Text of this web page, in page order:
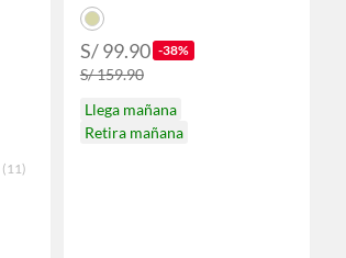
(11)
S/ 99.90 -38%
S/ 159.90
Llega mañana
Retira mañana